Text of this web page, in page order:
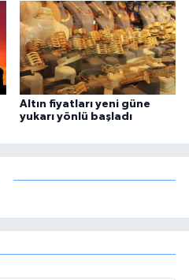
Altın fiyatları yeni güne
yukarı yönlü başladı